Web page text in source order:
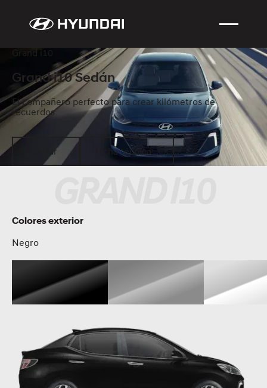
Grand i10
Grand i10 Sedán
El compañero perfecto para crear kilómetros de
recuerdos
Cotizar
Cotizar
Ficha técnica
Ficha técnica
Colores exterior
Negro